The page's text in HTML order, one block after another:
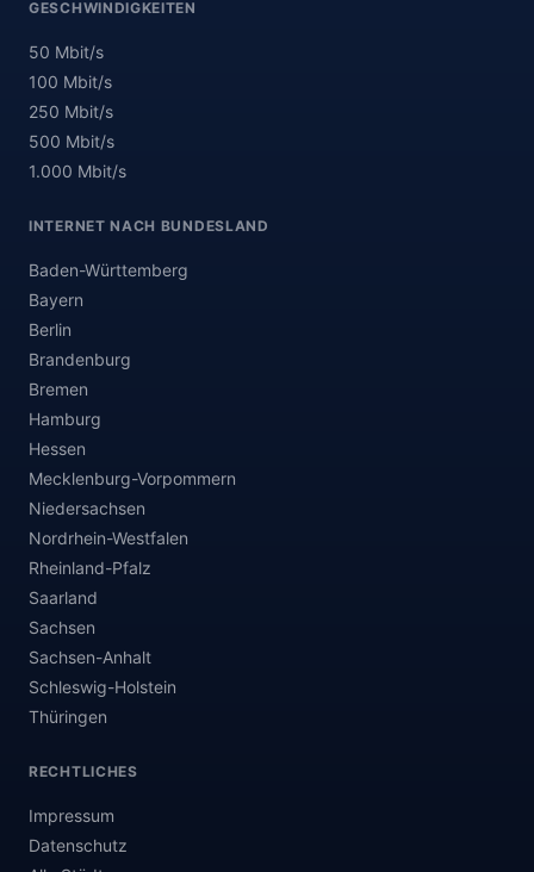
GESCHWINDIGKEITEN
50 Mbit/s
100 Mbit/s
250 Mbit/s
500 Mbit/s
1.000 Mbit/s
INTERNET NACH BUNDESLAND
Baden-Württemberg
Bayern
Berlin
Brandenburg
Bremen
Hamburg
Hessen
Mecklenburg-Vorpommern
Niedersachsen
Nordrhein-Westfalen
Rheinland-Pfalz
Saarland
Sachsen
Sachsen-Anhalt
Schleswig-Holstein
Thüringen
RECHTLICHES
Impressum
Datenschutz